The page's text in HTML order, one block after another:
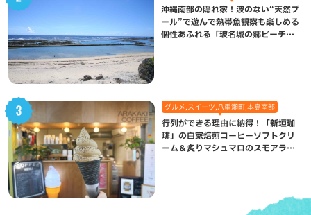
沖縄南部の隠れ家！波のない“天然プ
ール”で遊んで熱帯魚観察も楽しめる
個性あふれる「玻名城の郷ビーチ」
グルメ,スイーツ,八重瀬町,本島南部
行列ができる理由に納得！「新垣珈
琲」の自家焙煎コーヒーソフトクリ
ーム＆炙りマシュマロのスモアラテ